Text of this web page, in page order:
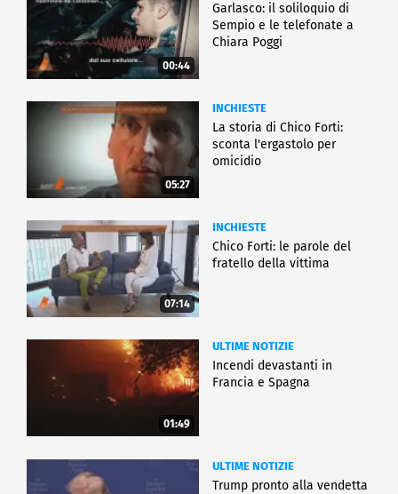
00:44
Garlasco: il soliloquio di
Sempio e le telefonate a
Chiara Poggi
05:27
INCHIESTE
La storia di Chico Forti:
sconta l'ergastolo per
omicidio
07:14
INCHIESTE
Chico Forti: le parole del
fratello della vittima
01:49
ULTIME NOTIZIE
Incendi devastanti in
Francia e Spagna
ULTIME NOTIZIE
Trump pronto alla vendetta